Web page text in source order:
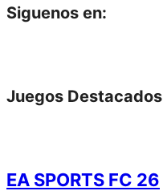
Siguenos en:
Juegos Destacados
EA SPORTS FC 26